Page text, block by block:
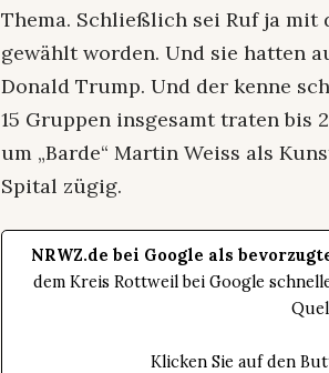
Thema. Schließlich sei Ruf ja mit
gewählt worden. Und sie hatten
Donald Trump. Und der kenne
15 Gruppen insgesamt traten bis
um „Barde“ Martin Weiss als
Spital zügig.
NRWZ.de bei Google als
dem Kreis Rottweil bei Google
Klicken Sie auf den